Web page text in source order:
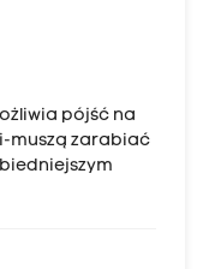
pójść na
muszą zarabiać